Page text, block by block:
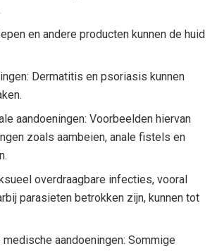
en andere producten kunnen de huid
Dermatitis en psoriasis kunnen
aandoeningen: Voorbeelden hiervan
zoals aambeien, anale fistels en
overdraagbare infecties, vooral
parasieten betrokken zijn, kunnen tot
aandoeningen: Sommige